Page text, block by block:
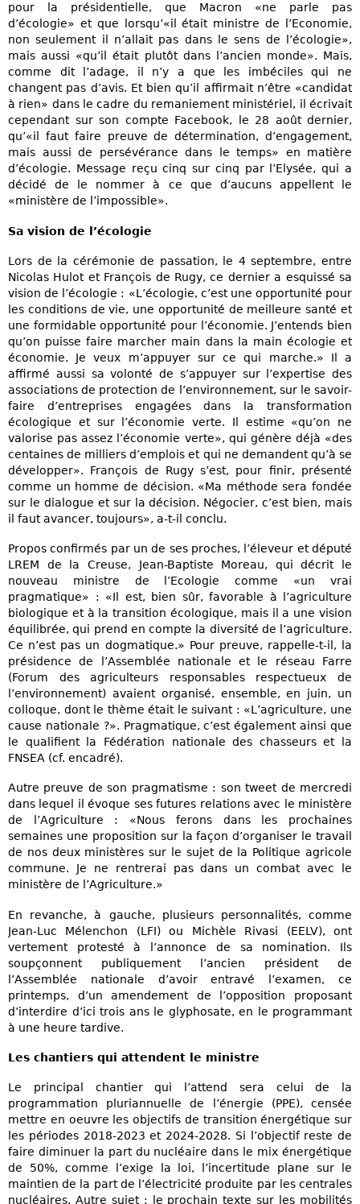
pour la présidentielle, que Macron «ne parle pas
d’écologie» et que lorsqu’«il était ministre de l’Economie,
non seulement il n’allait pas dans le sens de l’écologie»,
mais aussi «qu’il était plutôt dans l’ancien monde». Mais,
comme dit l’adage, il n’y a que les imbéciles qui ne
changent pas d’avis. Et bien qu’il affirmait n’être «candidat
à rien» dans le cadre du remaniement ministériel, il écrivait
cependant sur son compte Facebook, le 28 août dernier,
qu’«il faut faire preuve de détermination, d’engagement,
mais aussi de persévérance dans le temps» en matière
d’écologie. Message reçu cinq sur cinq par l’Elysée, qui a
décidé de le nommer à ce que d’aucuns appellent le
«ministère de l’impossible».
Sa vision de l’écologie
Lors de la cérémonie de passation, le 4 septembre, entre
Nicolas Hulot et François de Rugy, ce dernier a esquissé sa
vision de l’écologie : «L’écologie, c’est une opportunité pour
les conditions de vie, une opportunité de meilleure santé et
une formidable opportunité pour l’économie. J’entends bien
qu’on puisse faire marcher main dans la main écologie et
économie. Je veux m’appuyer sur ce qui marche.» Il a
affirmé aussi sa volonté de s’appuyer sur l’expertise des
associations de protection de l’environnement, sur le savoir-
faire d’entreprises engagées dans la transformation
écologique et sur l’économie verte. Il estime «qu’on ne
valorise pas assez l’économie verte», qui génère déjà «des
centaines de milliers d’emplois et qui ne demandent qu’à se
développer». François de Rugy s’est, pour finir, présenté
comme un homme de décision. «Ma méthode sera fondée
sur le dialogue et sur la décision. Négocier, c’est bien, mais
il faut avancer, toujours», a-t-il conclu.
Propos confirmés par un de ses proches, l’éleveur et député
LREM de la Creuse, Jean-Baptiste Moreau, qui décrit le
nouveau ministre de l’Ecologie comme «un vrai
pragmatique» : «Il est, bien sûr, favorable à l’agriculture
biologique et à la transition écologique, mais il a une vision
équilibrée, qui prend en compte la diversité de l’agriculture.
Ce n’est pas un dogmatique.» Pour preuve, rappelle-t-il, la
présidence de l’Assemblée nationale et le réseau Farre
(Forum des agriculteurs responsables respectueux de
l’environnement) avaient organisé, ensemble, en juin, un
colloque, dont le thème était le suivant : «L’agriculture, une
cause nationale ?». Pragmatique, c’est également ainsi que
le qualifient la Fédération nationale des chasseurs et la
FNSEA (cf. encadré).
Autre preuve de son pragmatisme : son tweet de mercredi
dans lequel il évoque ses futures relations avec le ministère
de l’Agriculture : «Nous ferons dans les prochaines
semaines une proposition sur la façon d’organiser le travail
de nos deux ministères sur le sujet de la Politique agricole
commune. Je ne rentrerai pas dans un combat avec le
ministère de l’Agriculture.»
En revanche, à gauche, plusieurs personnalités, comme
Jean-Luc Mélenchon (LFI) ou Michèle Rivasi (EELV), ont
vertement protesté à l’annonce de sa nomination. Ils
soupçonnent publiquement l’ancien président de
l’Assemblée nationale d’avoir entravé l’examen, ce
printemps, d’un amendement de l’opposition proposant
d’interdire d’ici trois ans le glyphosate, en le programmant
à une heure tardive.
Les chantiers qui attendent le ministre
Le principal chantier qui l’attend sera celui de la
programmation pluriannuelle de l’énergie (PPE), censée
mettre en oeuvre les objectifs de transition énergétique sur
les périodes 2018-2023 et 2024-2028. Si l’objectif reste de
faire diminuer la part du nucléaire dans le mix énergétique
de 50%, comme l’exige la loi, l’incertitude plane sur le
maintien de la part de l’électricité produite par les centrales
nucléaires. Autre sujet : le prochain texte sur les mobilités